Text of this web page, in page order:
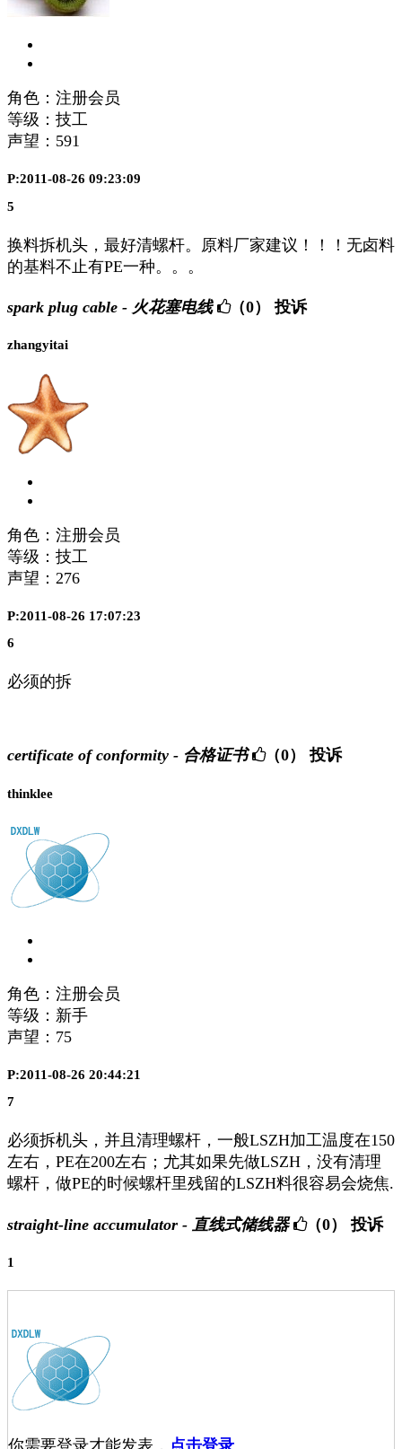
角色：注册会员
等级：技工
声望： 591
P:2011-08-26 09:23:09
5
换料拆机头，最好清螺杆。原料厂家建议！！！无卤料
的基料不止有PE一种。。。
spark plug cable - 火花塞电线 （0） 投诉
zhangyitai
角色：注册会员
等级：技工
声望： 276
P:2011-08-26 17:07:23
6
必须的拆
certificate of conformity - 合格证书 （0） 投诉
thinklee
角色：注册会员
等级：新手
声望： 75
P:2011-08-26 20:44:21
7
必须拆机头，并且清理螺杆，一般LSZH加工温度在150
左右，PE在200左右；尤其如果先做LSZH，没有清理
螺杆，做PE的时候螺杆里残留的LSZH料很容易会烧焦.
straight-line accumulator - 直线式储线器 （0） 投诉
1
你需要登录才能发表， 点击登录